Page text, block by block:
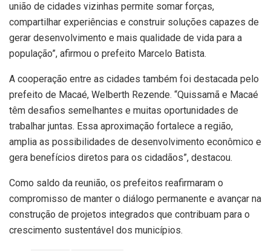
união de cidades vizinhas permite somar forças,
compartilhar experiências e construir soluções capazes de
gerar desenvolvimento e mais qualidade de vida para a
população”, afirmou o prefeito Marcelo Batista.
A cooperação entre as cidades também foi destacada pelo
prefeito de Macaé, Welberth Rezende. “Quissamã e Macaé
têm desafios semelhantes e muitas oportunidades de
trabalhar juntas. Essa aproximação fortalece a região,
amplia as possibilidades de desenvolvimento econômico e
gera benefícios diretos para os cidadãos”, destacou.
Como saldo da reunião, os prefeitos reafirmaram o
compromisso de manter o diálogo permanente e avançar na
construção de projetos integrados que contribuam para o
crescimento sustentável dos municípios.